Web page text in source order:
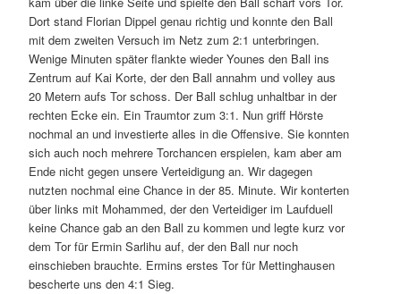
Dort stand Florian Dippel genau richtig und konnte den Ball
mit dem zweiten Versuch im Netz zum 2:1 unterbringen.
Wenige Minuten später flankte wieder Younes den Ball ins
Zentrum auf Kai Korte, der den Ball annahm und volley aus
20 Metern aufs Tor schoss. Der Ball schlug unhaltbar in der
rechten Ecke ein. Ein Traumtor zum 3:1. Nun griff Hörste
nochmal an und investierte alles in die Offensive. Sie konnten
sich auch noch mehrere Torchancen erspielen, kam aber am
Ende nicht gegen unsere Verteidigung an. Wir dagegen
nutzten nochmal eine Chance in der 85. Minute. Wir konterten
über links mit Mohammed, der den Verteidiger im Laufduell
keine Chance gab an den Ball zu kommen und legte kurz vor
dem Tor für Ermin Sarlihu auf, der den Ball nur noch
einschieben brauchte. Ermins erstes Tor für Mettinghausen
bescherte uns den 4:1 Sieg.